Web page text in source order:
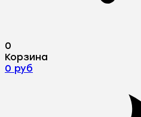
0
Корзина
0 руб